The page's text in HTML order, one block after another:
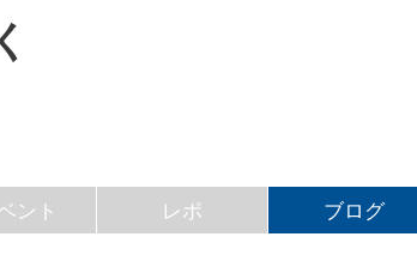
ント レポ ブログ